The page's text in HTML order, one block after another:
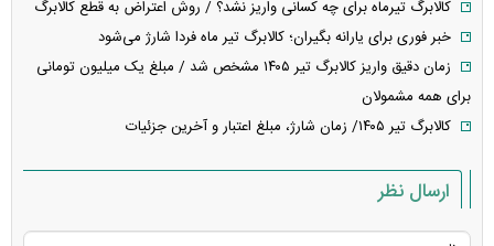
کالابرگ تیرماه برای چه کسانی واریز نشد؟ / روش اعتراض به قطع کالابرگ
خبر فوری برای یارانه بگیران؛ کالابرگ تیر ماه فردا شارژ می‌شود
زمان دقیق واریز کالابرگ تیر ۱۴۰۵ مشخص شد / مبلغ یک میلیون تومانی
برای همه مشمولان
کالابرگ تیر ۱۴۰۵/ زمان شارژ، مبلغ اعتبار و آخرین جزئیات
ارسال نظر